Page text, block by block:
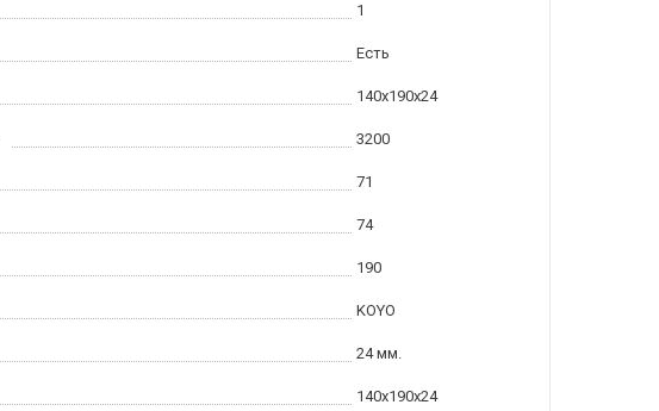
1
Есть
140x190x24
3200
71
74
190
KOYO
24 мм.
140x190x24